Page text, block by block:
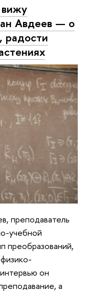
вижу
Авдеев — о
радости
преподаватель
учебной
преобразований,
он
а